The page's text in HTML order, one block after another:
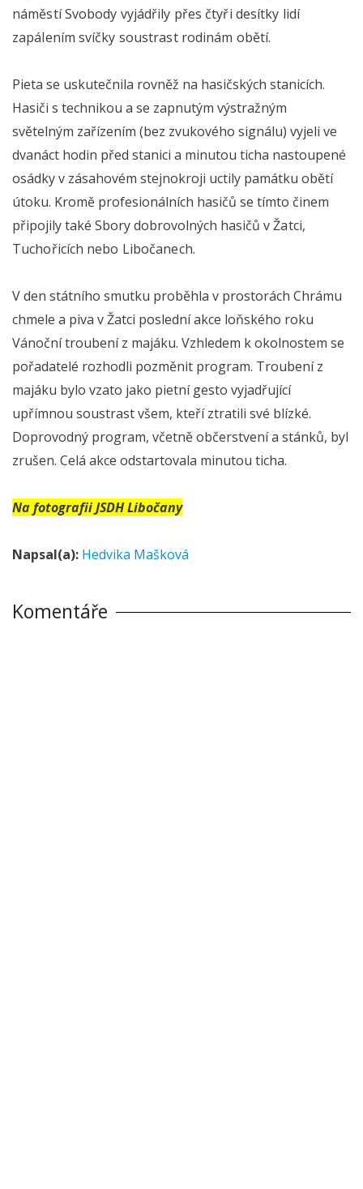
náměstí Svobody vyjádřily přes čtyři desítky lidí
zapálením svíčky soustrast rodinám obětí.
Pieta se uskutečnila rovněž na hasičských stanicích.
Hasiči s technikou a se zapnutým výstražným
světelným zařízením (bez zvukového signálu) vyjeli ve
dvanáct hodin před stanici a minutou ticha nastoupené
osádky v zásahovém stejnokroji uctily památku obětí
útoku. Kromě profesionálních hasičů se tímto činem
připojily také Sbory dobrovolných hasičů v Žatci,
Tuchořicích nebo Libočanech.
V den státního smutku proběhla v prostorách Chrámu
chmele a piva v Žatci poslední akce loňského roku
Vánoční troubení z majáku. Vzhledem k okolnostem se
pořadatelé rozhodli pozměnit program. Troubení z
majáku bylo vzato jako pietní gesto vyjadřující
upřímnou soustrast všem, kteří ztratili své blízké.
Doprovodný program, včetně občerstvení a stánků, byl
zrušen. Celá akce odstartovala minutou ticha.
Na fotografii JSDH Libočany
Napsal(a): Hedvika Mašková
Komentáře